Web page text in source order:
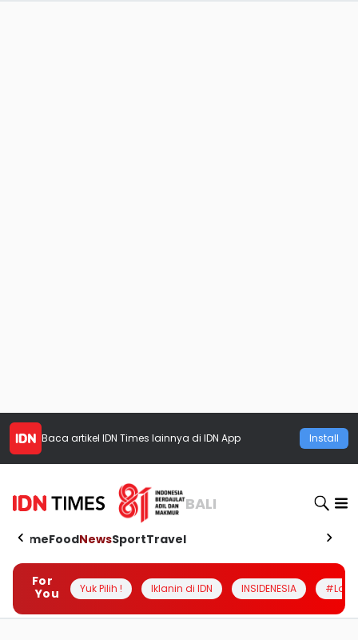
Baca artikel IDN Times lainnya di IDN App Install
BALI
HomeFoodNewsSportTravel
For
You
Yuk Pilih ! Iklanin di IDN INSIDENESIA